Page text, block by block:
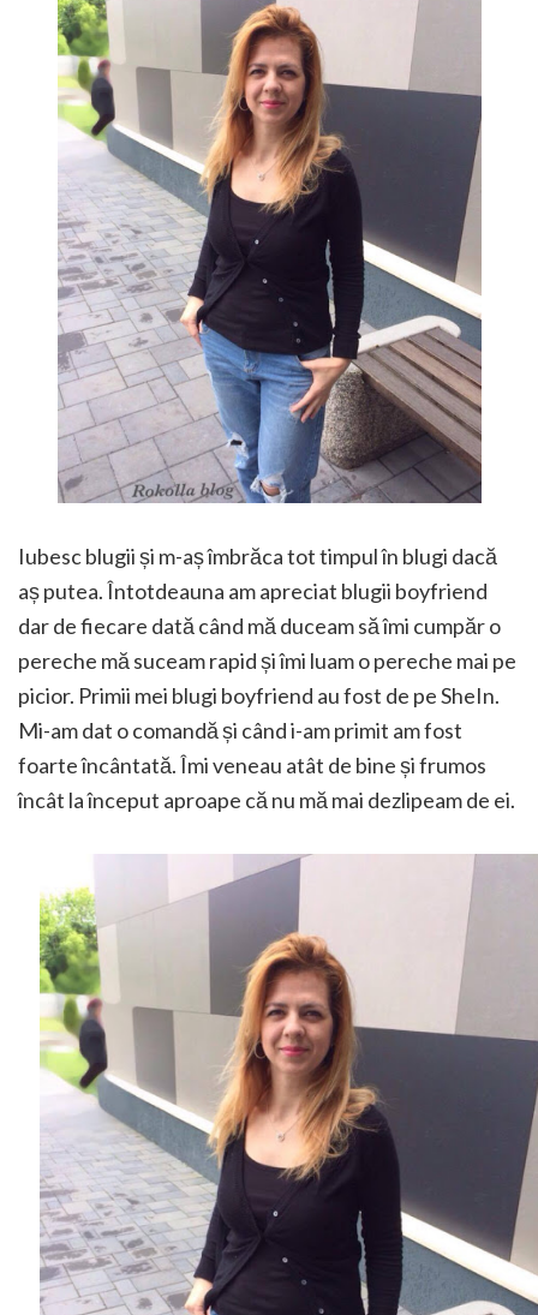
Iubesc blugii și m-aș îmbrăca tot timpul în blugi dacă
aș putea. Întotdeauna am apreciat blugii boyfriend
dar de fiecare dată când mă duceam să îmi cumpăr o
pereche mă suceam rapid și îmi luam o pereche mai pe
picior. Primii mei blugi boyfriend au fost de pe SheIn.
Mi-am dat o comandă și când i-am primit am fost
foarte încântată. Îmi veneau atât de bine și frumos
încât la început aproape că nu mă mai dezlipeam de ei.